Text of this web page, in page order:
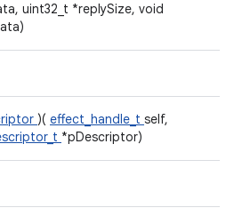
uint32_t *replySize, void
)( effect_handle_t self,
*pDescriptor)